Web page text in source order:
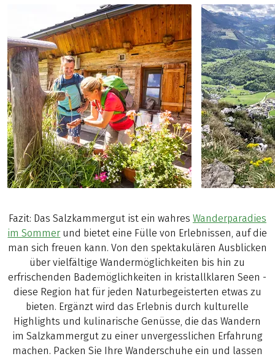
Fazit: Das Salzkammergut ist ein wahres Wanderparadies
im Sommer und bietet eine Fülle von Erlebnissen, auf die
man sich freuen kann. Von den spektakulären Ausblicken
über vielfältige Wandermöglichkeiten bis hin zu
erfrischenden Bademöglichkeiten in kristallklaren Seen -
diese Region hat für jeden Naturbegeisterten etwas zu
bieten. Ergänzt wird das Erlebnis durch kulturelle
Highlights und kulinarische Genüsse, die das Wandern
im Salzkammergut zu einer unvergesslichen Erfahrung
machen. Packen Sie Ihre Wanderschuhe ein und lassen